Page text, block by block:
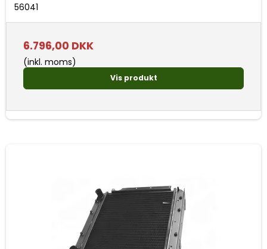
56041
6.796,00 DKK
(inkl. moms)
Vis produkt